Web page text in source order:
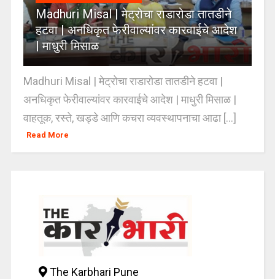
Madhuri Misal | मेट्रोचा राडारोडा तातडीने
हटवा | अनधिकृत फेरीवाल्यांवर कारवाईचे आदेश
| माधुरी मिसाळ
Madhuri Misal | मेट्रोचा राडारोडा तातडीने हटवा |
अनधिकृत फेरीवाल्यांवर कारवाईचे आदेश | माधुरी मिसाळ |
वाहतूक, रस्ते, खड्डे आणि कचरा व्यवस्थापनाचा आढा [...]
Read More
The Karbhari Pune